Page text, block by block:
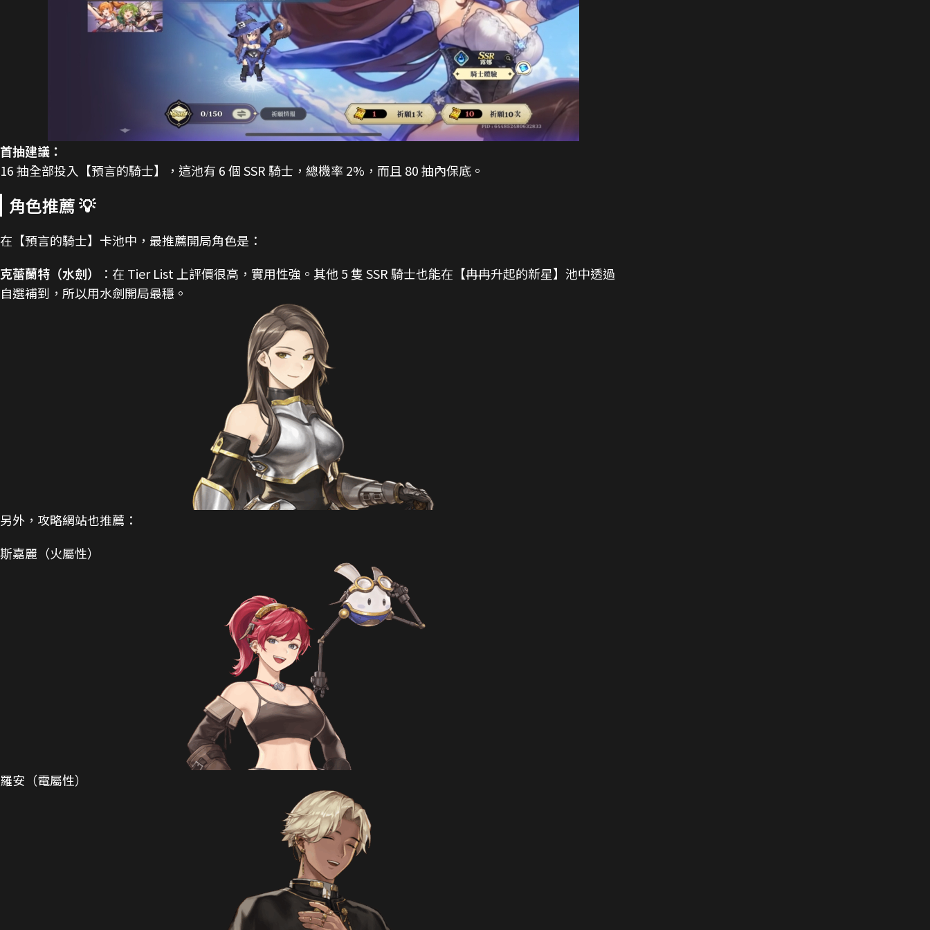
首抽建議：
16 抽全部投入【預言的騎士】，這池有 6 個 SSR 騎士，總機率 2%，而且 80 抽內保底。
角色推薦 💡
在【預言的騎士】卡池中，最推薦開局角色是：
克蕾蘭特（水劍）
：在 Tier List 上評價很高，實用性強。其他 5 隻 SSR 騎士也能在【冉冉升起的新星】池中透過
自選補到，所以用水劍開局最穩。
另外，攻略網站也推薦：
斯嘉麗（火屬性）
羅安（電屬性）